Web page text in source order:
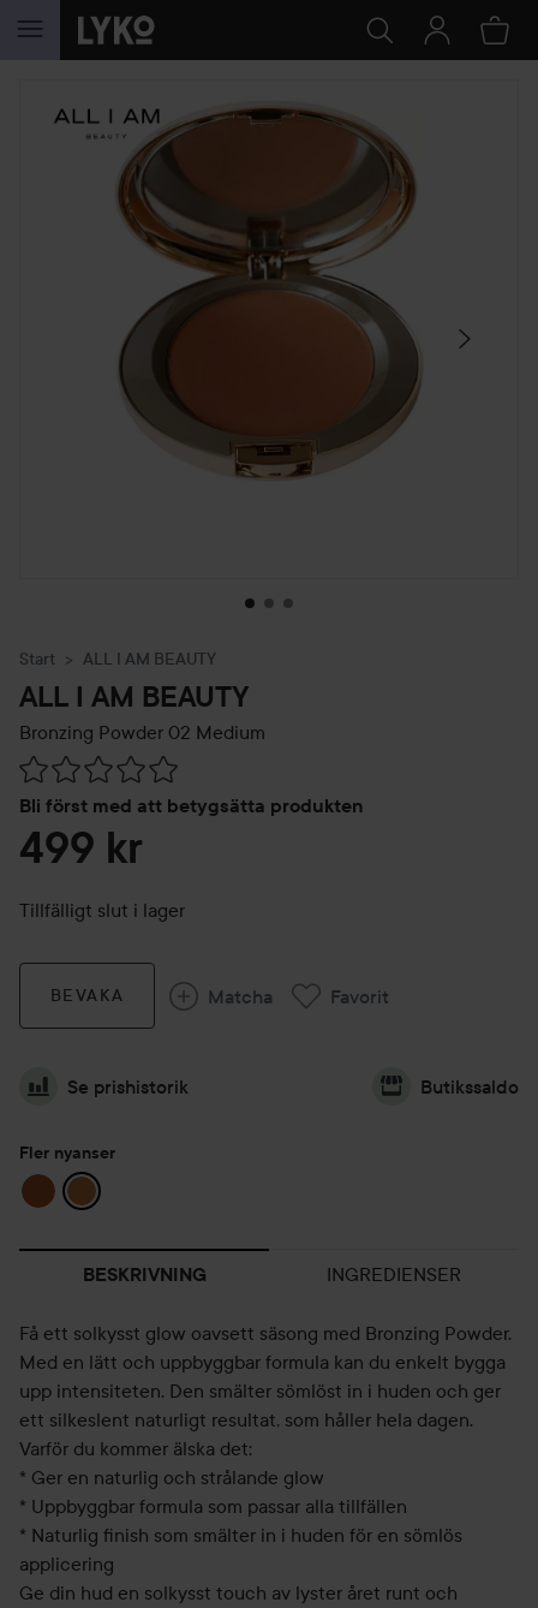
HOPPA TILL INNEHÅLLET
HOPPA ÖVER SEKTIONEN
Start ALL I AM BEAUTY
ALL I AM BEAUTY
Bronzing Powder 02 Medium
Bli först med att betygsätta produkten
Hoppa till Betyg & kommentarer
499 kr
Tillfälligt slut i lager
BEVAKA Matcha Favorit
Se prishistorik Butikssaldo
Fler nyanser
BESKRIVNING INGREDIENSER
Få ett solkysst glow oavsett säsong med Bronzing Powder.
Med en lätt och uppbyggbar formula kan du enkelt bygga
upp intensiteten. Den smälter sömlöst in i huden och ger
ett silkeslent naturligt resultat, som håller hela dagen.
Varför du kommer älska det:
* Ger en naturlig och strålande glow
* Uppbyggbar formula som passar alla tillfällen
* Naturlig finish som smälter in i huden för en sömlös
applicering
Ge din hud en solkysst touch av lyster året runt och